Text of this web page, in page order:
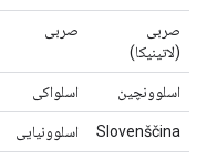
صربی
(لاتینیکا)
صربی
اسلوونچین اسلواکی
Slovenščina اسلوونیایی